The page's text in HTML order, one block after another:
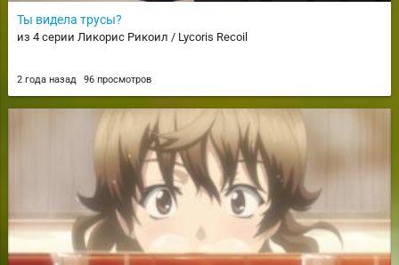
Ты видела трусы?
из 4 серии Ликорис Рикоил / Lycoris Recoil
2 года назад 96 просмотров